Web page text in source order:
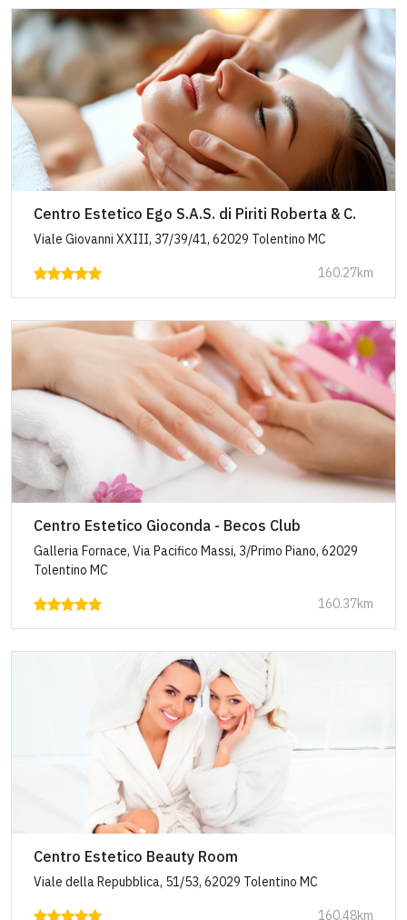
Centro Estetico Ego S.A.S. di Piriti Roberta & C.
Viale Giovanni XXIII, 37/39/41, 62029 Tolentino MC
160.27km
Centro Estetico Gioconda - Becos Club
Galleria Fornace, Via Pacifico Massi, 3/Primo Piano, 62029
Tolentino MC
160.37km
Centro Estetico Beauty Room
Viale della Repubblica, 51/53, 62029 Tolentino MC
160.48km